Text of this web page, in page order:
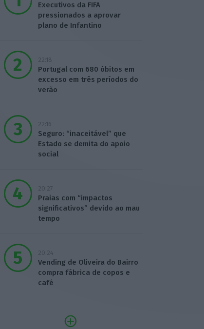
Executivos da FIFA
pressionados a aprovar
plano de Infantino
22:18
Portugal com 680 óbitos em
excesso em três períodos do
verão
22:16
Seguro: “inaceitável” que
Estado se demita do apoio
social
20:27
Praias com “impactos
significativos” devido ao mau
tempo
20:24
Vending de Oliveira do Bairro
compra fábrica de copos e
café